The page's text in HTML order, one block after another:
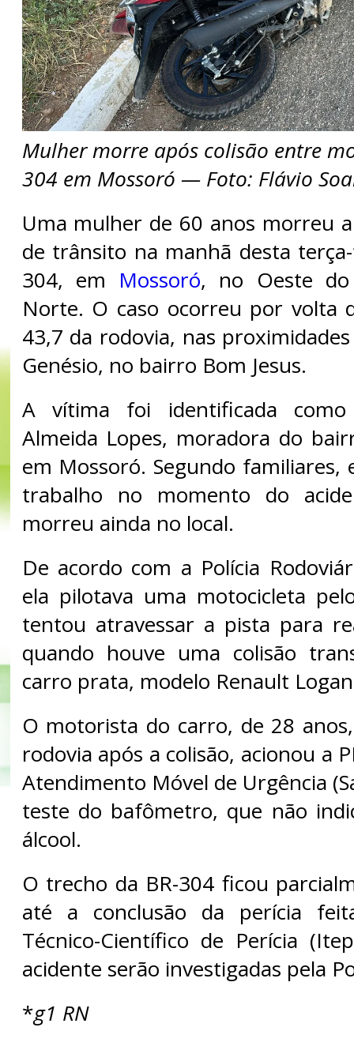
Mulher morre após colisão entre
304 em Mossoró — Foto: Flávio
Uma mulher de 60 anos morreu
de trânsito na manhã desta
304, em Mossoró, no Oeste
Norte. O caso ocorreu por volta
43,7 da rodovia, nas
Genésio, no bairro Bom Jesus.
A vítima foi identificada
Almeida Lopes, moradora do
em Mossoró. Segundo familiares,
trabalho no momento do
morreu ainda no local.
De acordo com a Polícia
ela pilotava uma motocicleta
tentou atravessar a pista para
quando houve uma colisão
carro prata, modelo Renault
O motorista do carro, de 28
rodovia após a colisão, acionou a
Atendimento Móvel de Urgência
teste do bafômetro, que não
álcool.
O trecho da BR-304 ficou
até a conclusão da perícia
Técnico-Científico de Perícia
acidente serão investigadas pela
*g1 RN